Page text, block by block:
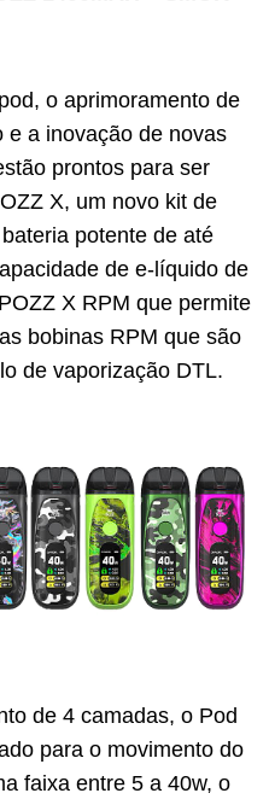
o aprimoramento de
e a inovação de novas
prontos para ser
X, ​​um novo kit de
potente de até
de e-líquido de
X RPM que permite
bobinas RPM que são
de vaporização DTL.
de 4 camadas, o Pod
para o movimento do
faixa entre 5 a 40w, o